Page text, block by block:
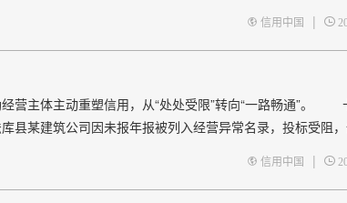
体受约束，持续释放民营经济发展活力，为全市产业提质
信用中国 |
营主体主动重塑信用，从“处处受限”转向“一路畅通”。
县某建筑公司因未报年报被列入经营异常名录，投标受阻
后快速移出，顺利加盟；大连某农业科技公司因行政处罚
信用中国 |